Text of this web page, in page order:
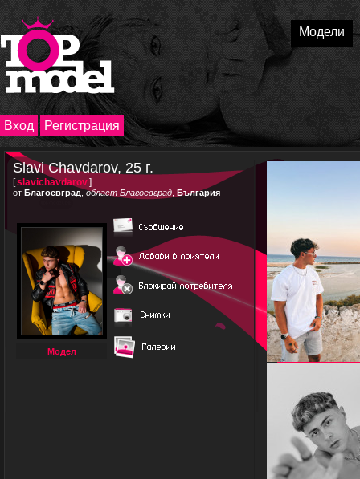
Модели
Вход Регистрация
Slavi Chavdarov, 25 г.
[slavichavdarov]
от Благоевград ,област Благоевград България
Модел